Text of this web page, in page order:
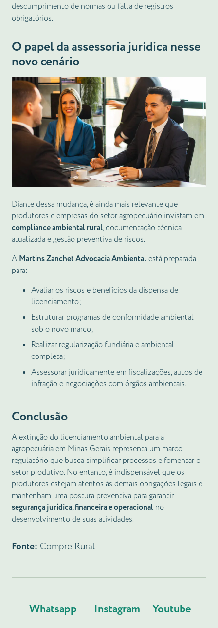
descumprimento de normas ou falta de registros
obrigatórios.
O papel da assessoria jurídica nesse
novo cenário
Diante dessa mudança, é ainda mais relevante que
produtores e empresas do setor agropecuário invistam em
compliance ambiental rural, documentação técnica
atualizada e gestão preventiva de riscos.
A Martins Zanchet Advocacia Ambientalestá preparada
para:
Avaliar os riscos e benefícios da dispensa de
licenciamento;
Estruturar programas de conformidade ambiental
sob o novo marco;
Realizar regularização fundiária e ambiental
completa;
Assessorar juridicamente em fiscalizações, autos de
infração e negociações com órgãos ambientais.
Conclusão
A extinção do licenciamento ambiental para a
agropecuária em Minas Gerais representa um marco
regulatório que busca simplificar processos e fomentar o
setor produtivo. No entanto, é indispensável que os
produtores estejam atentos às demais obrigações legais e
mantenham uma postura preventiva para garantir
segurança jurídica, financeira e operacional no
desenvolvimento de suas atividades.
Fonte: Compre Rural
Whatsapp Instagram
Youtube